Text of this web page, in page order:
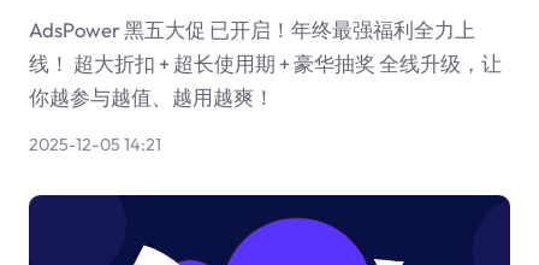
AdsPower 黑五大促 已开启！年终最强福利全力上
线！ 超大折扣 + 超长使用期 + 豪华抽奖 全线升级，让
你越参与越值、越用越爽！
2025-12-05 14:21